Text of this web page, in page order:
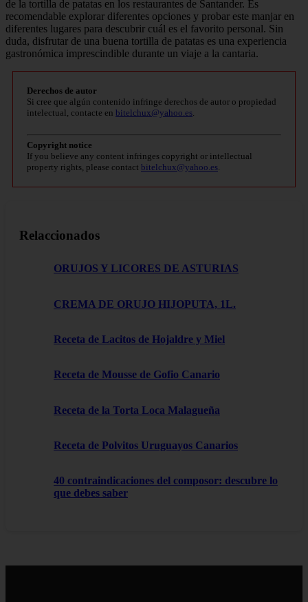
de la tortilla de patatas en los restaurantes de Santander. Es
recomendable explorar diferentes opciones y probar este manjar en
diferentes lugares para descubrir cuál es el favorito personal. Sin
duda, disfrutar de una buena tortilla de patatas es una experiencia
gastronómica imprescindible durante un viaje a la cantaria.
Derechos de autor
Si cree que algún contenido infringe derechos de autor o propiedad
intelectual, contacte en bitelchux@yahoo.es.
Copyright notice
If you believe any content infringes copyright or intellectual
property rights, please contact bitelchux@yahoo.es.
Relaccionados
ORUJOS Y LICORES DE ASTURIAS
CREMA DE ORUJO HIJOPUTA, 1L.
Receta de Lacitos de Hojaldre y Miel
Receta de Mousse de Gofio Canario
Receta de la Torta Loca Malagueña
Receta de Polvitos Uruguayos Canarios
40 contraindicaciones del composor: descubre lo
que debes saber